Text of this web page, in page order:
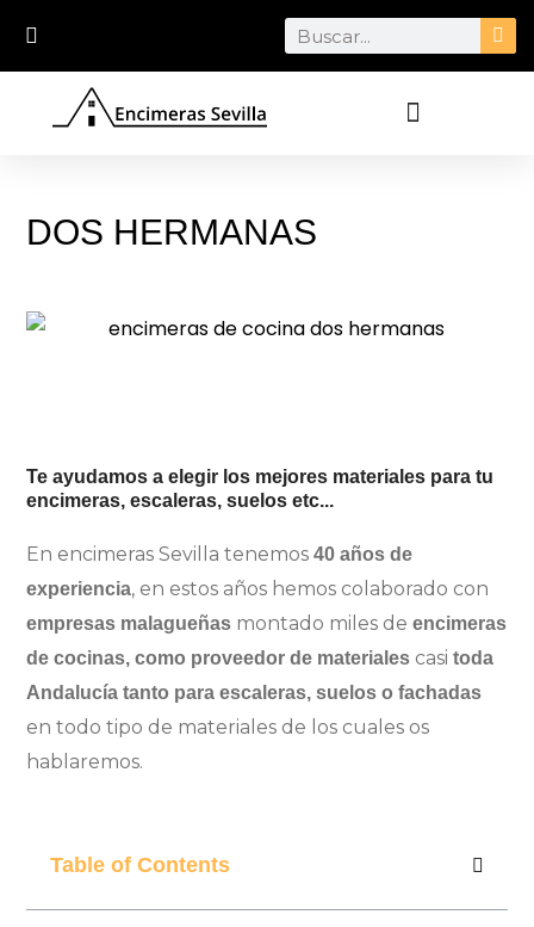
contenido
Search
DOS HERMANAS
Te ayudamos a elegir los mejores materiales para tu
encimeras, escaleras, suelos etc...
En encimeras Sevilla tenemos 40 años de
experiencia, en estos años hemos colaborado con
empresas malagueñas montado miles deencimeras
de cocinas, como proveedor de materiales casitoda
Andalucía tanto para escaleras, suelos o fachadas
en todo tipo de materiales de los cuales os
hablaremos.
Table of Contents